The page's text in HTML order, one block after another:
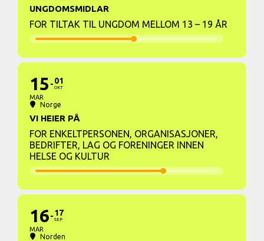
UNGDOMSMIDLAR
FOR TILTAK TIL UNGDOM MELLOM 13 – 19 ÅR
15
MAR
01
OKT
Norge
VI HEIER PÅ
FOR ENKELTPERSONEN, ORGANISASJONER,
BEDRIFTER, LAG OG FORENINGER INNEN
HELSE OG KULTUR
16
MAR
17
SEP
Norden